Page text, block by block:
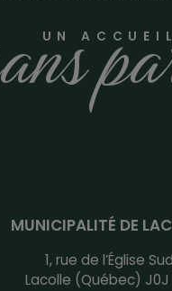
UN ACCUEIL
MUNICIPALITÉ DE
1, rue de l’Église Sud
Lacolle (Québec) J0J